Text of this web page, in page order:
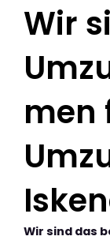
Wir
men
Wir sind das